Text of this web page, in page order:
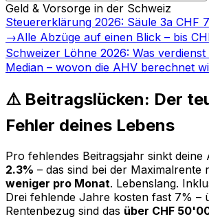
Geld & Vorsorge in der Schweiz
Steuererklärung 2026: Säule 3a CHF
→Alle Abzüge auf einen Blick – bis
Schweizer Löhne 2026: Was verdienst
Median – wovon die AHV berechnet
⚠️ Beitragslücken: Der
Fehler deines Lebens
Pro fehlendes Beitragsjahr sinkt deine
2.3% – das sind bei der Maximalrente
weniger pro Monat. Lebenslang.
Drei fehlende Jahre kosten fast 7% –
Rentenbezug sind das über CHF